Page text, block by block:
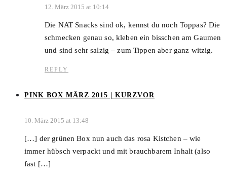
12. März 2015 at 10:14
Die NAT Snacks sind ok, kennst du noch Toppas? Die
schmecken genau so, kleben ein bisschen am Gaumen
und sind sehr salzig – zum Tippen aber ganz witzig.
REPLY
PINK BOX MÄRZ 2015 | KURZVOR
10. März 2015 at 13:48
[…] der grünen Box nun auch das rosa Kistchen – wie
immer hübsch verpackt und mit brauchbarem Inhalt (also
fast […]